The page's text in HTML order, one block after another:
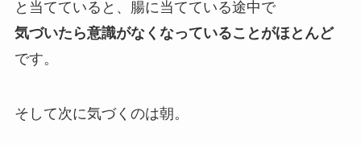
と当てていると、腸に当てている途中で
気づいたら意識がなくなっていることがほとんど
です。
そして次に気づくのは朝。